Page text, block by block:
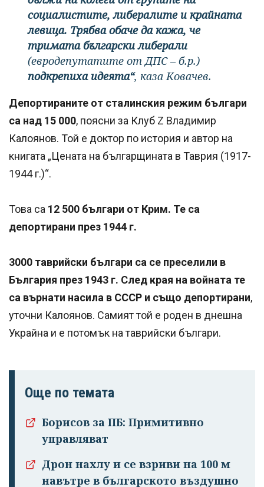
социалистите, либералите и крайната
левица. Трябва обаче да кажа, че
тримата български либерали
(евродепутатите от ДПС – б.р.)
подкрепиха идеята“, каза Ковачев.
Депортираните от сталинския режим българи
са над 15 000, поясни за Клуб Z Владимир
Калоянов. Той е доктор по история и автор на
книгата „Цената на българщината в Таврия (1917-
1944 г.)“.
Това са 12 500 българи от Крим. Те са
депортирани през 1944 г.
3000 таврийски българи са се преселили в
България през 1943 г. След края на войната те
са върнати насила в СССР и също депортирани,
уточни Калоянов. Самият той е роден в днешна
Украйна и е потомък на таврийски българи.
Още по темата
Борисов за ПБ: Примитивно
управляват
Дрон нахлу и се взриви на 100 м
навътре в българското въздушно